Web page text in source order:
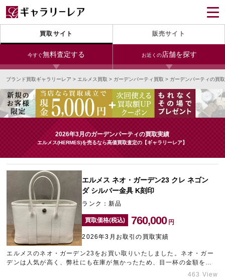
買取サイト 販売サイト
今すぐ無料査定する お近くの店舗を探す
今すぐLINE査定
24時間受付（対応時間10:00～19:00）
宅配買取を申し込む
無料の宅配キットをお届けします
今すぐ電話査定
受付時間 10:00～19:00
銀座本店 青山表参道店 新宿東口店
小田急新宿店
心斎橋本店 東心斎橋店 梅田店
なんば店 神戸元町(三宮)店 LAB大阪
中野ブロードウェイ
宅配買取を申し込む
無料の宅配キットをお届けします
ブランド買取ギャラリーレア > エルメス買取 > ガーデンパーティ買取 > ガーデンパーティの買
2026年3月のガーデンパーティの買取実績
エルメス(HERMES)を売るなら高価買取査定の【ギャラリーレア】
エルメス ネオ・ガーデン23 クレ ネゴン
ダ シルバー金具 K刻印
ランク：新品
買取価格(税込) 760,000 円
2026年3月お取引の買取実績
エルメスのネオ・ガーデン23をお買い取りいたしました。ネオ・ガー
デンは人気が高く、弊社にも在庫が無かったため、目一杯の金額をご
提示させていただきました。エルメスをはじめとするブランド品のご
463 View